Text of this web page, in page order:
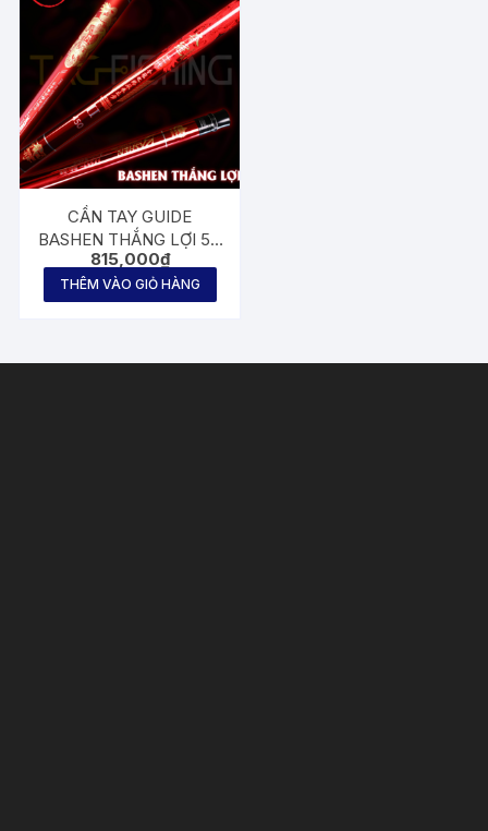
CẦN TAY GUIDE
BASHEN THẮNG LỢI 5H
ĐỎ
815,000₫
THÊM VÀO GIỎ HÀNG